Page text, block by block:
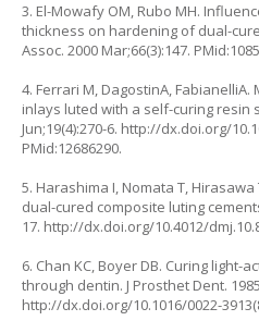
3. El-Mowafy OM, Rubo MH.
thickness on hardening of dual-
Assoc. 2000 Mar;66(3):147.
4. Ferrari M, DagostinA,
inlays luted with a self-curing resin
Jun;19(4):270-6. http://dx.doi.org/
PMid:12686290.
5. Harashima I, Nomata T,
dual-cured composite luting
17. http://dx.doi.org/10.4012/
6. Chan KC, Boyer DB. Curing light-
through dentin. J Prosthet Dent.
http://dx.doi.org/10.1016/0022-